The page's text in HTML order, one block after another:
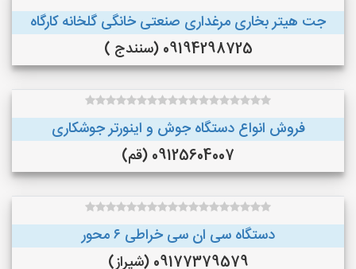
جت هیتر بخاری مرغداری صنعتی خانگی گلخانه کارگاه
09194298725 (سنندج )
فروش انواع دستگاه جوش و اینورتر جوشکاری
09125604007 (قم)
دستگاه سی ان سی خراطی ۶ محور
09177379579 (شیراز)